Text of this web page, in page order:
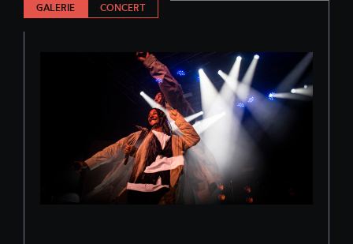
GALERIE CONCERT